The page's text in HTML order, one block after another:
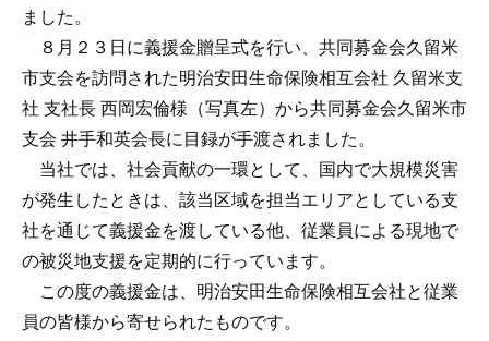
ました。
８月２３日に義援金贈呈式を行い、共同募金会久留米
市支会を訪問された明治安田生命保険相互会社 久留米支
社 支社長 西岡宏倫様（写真左）から共同募金会久留米市
支会 井手和英会長に目録が手渡されました。
当社では、社会貢献の一環として、国内で大規模災害
が発生したときは、該当区域を担当エリアとしている支
社を通じて義援金を渡している他、従業員による現地で
の被災地支援を定期的に行っています。
この度の義援金は、明治安田生命保険相互会社と従業
員の皆様から寄せられたものです。